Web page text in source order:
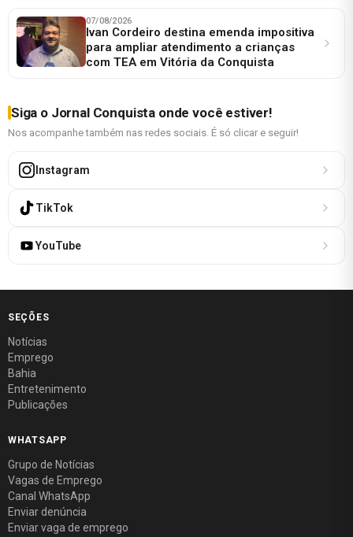
07/08/2026
Ivan Cordeiro destina emenda impositiva
para ampliar atendimento a crianças
com TEA em Vitória da Conquista
Siga o Jornal Conquista onde você estiver!
Nos acompanhe também nas redes sociais. É só clicar e seguir!
Instagram
TikTok
YouTube
SEÇÕES
Notícias
Emprego
Bahia
Entretenimento
Publicações
WHATSAPP
Grupo de Notícias
Vagas de Emprego
Canal WhatsApp
Enviar denúncia
Enviar vaga de emprego